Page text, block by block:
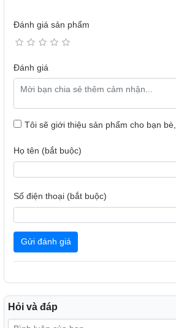
Đánh giá sản phẩm
Đánh giá
Tôi sẽ giới thiệu sản phẩm cho bạn
Họ tên (bắt buộc)
Số điện thoại (bắt buộc)
Gửi đánh giá
Hỏi và đáp